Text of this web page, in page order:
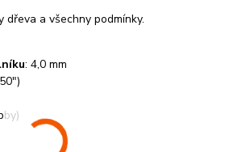
a všechny podmínky.
:4,0 mm